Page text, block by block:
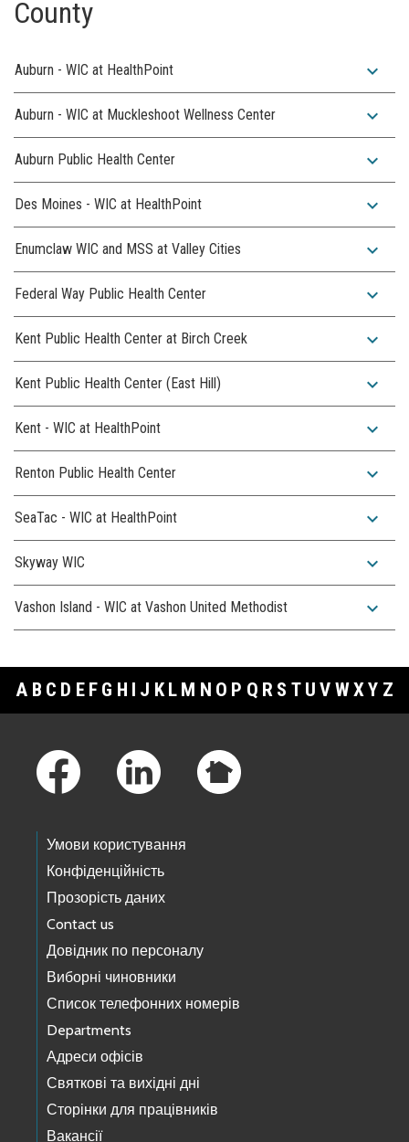
County
Auburn - WIC at HealthPoint expand_more
Auburn - WIC at Muckleshoot Wellness Center expand_more
Auburn Public Health Center expand_more
Des Moines - WIC at HealthPoint expand_more
Enumclaw WIC and MSS at Valley Cities expand_more
Federal Way Public Health Center expand_more
Kent Public Health Center at Birch Creek expand_more
Kent Public Health Center (East Hill) expand_more
Kent - WIC at HealthPoint expand_more
Renton Public Health Center expand_more
SeaTac - WIC at HealthPoint expand_more
Skyway WIC expand_more
Vashon Island - WIC at Vashon United Methodist expand_more
A B C D E F G H I J K L M N O P Q R S T U V WXY Z
Умови користування
Конфіденційність
Прозорість даних
Contact us
Довідник по персоналу
Виборні чиновники
Список телефонних номерів
Departments
Адреси офісів
Святкові та вихідні дні
Сторінки для працівників
Вакансії